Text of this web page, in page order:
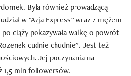
Była również prowadzącą
w "Azja Express" wraz z mężem -
po ciąży pokazywała walkę o powrót
cudnie chudnie". Jest też
Jej poczynania na
1,5 mln followersów.